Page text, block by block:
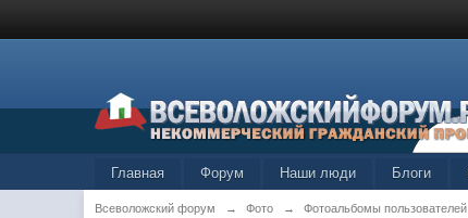
Главная Форум Наши люди Блоги
Всеволожский форум → Фото → Фотоальбомы пользователей